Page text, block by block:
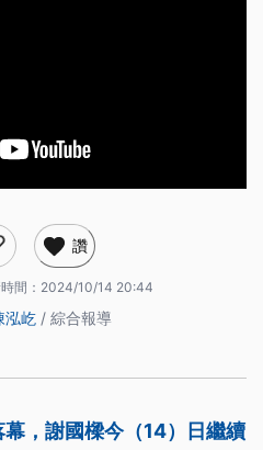
讚
間： 2024/10/14 20:44
泓屹 / 綜合報導
，謝國樑今（14）日繼續